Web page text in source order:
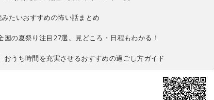
みたいおすすめの怖い話まとめ
国の夏祭り注目27選。見どころ・日程もわかる！
おうち時間を充実させるおすすめの過ごし方ガイド